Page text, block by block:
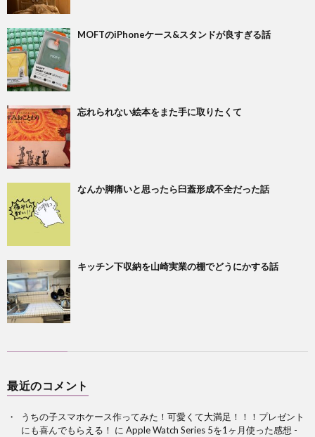
MOFTのiPhoneケース&スタンドが良すぎる話
忘れられない絵本をまた手に取りたくて
なんか脚痛いと思ったら臼蓋形成不全だった話
キッチン下収納を山崎実業の棚でどうにかする話
最近のコメント
うちの子スマホケース作ってみた！可愛くて大満足！！！プレゼント
にも喜んでもらえる！ に Apple Watch Series 5を1ヶ月使った感想 -